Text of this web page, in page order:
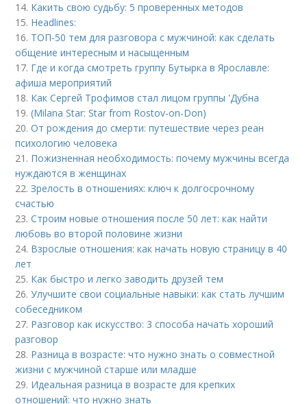
14. Какить свою судьбу: 5 проверенных методов
15. Headlines:
16. ТОП-50 тем для разговора с мужчиной: как сделать
общение интересным и насыщенным
17. Где и когда смотреть группу Бутырка в Ярославле:
афиша мероприятий
18. Как Сергей Трофимов стал лицом группы 'Дубна
19.(Milana Star: Star from Rostov-on-Don)
20.От рождения до смерти: путешествие через реан
психологию человека
21. Пожизненная необходимость: почему мужчины всегда
нуждаются в женщинах
22.Зрелость в отношениях: ключ к долгосрочному
счастью
23.Строим новые отношения после 50 лет: как найти
любовь во второй половине жизни
24. Взрослые отношения: как начать новую страницу в 40
лет
25. Как быстро и легко заводить друзей тем
26.Улучшите свои социальные навыки: как стать лучшим
собеседником
27. Разговор как искусство: 3 способа начать хороший
разговор
28. Разница в возрасте: что нужно знать о совместной
жизни с мужчиной старше или младше
29. Идеальная разница в возрасте для крепких
отношений: что нужно знать